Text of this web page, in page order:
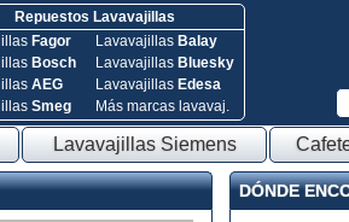
Repuestos Lavavajillas
Fagor
Bosch
AEG
Smeg
Lavavajillas Balay
Lavavajillas Bluesky
Lavavajillas Edesa
Más marcas lavavaj.
Lavavajillas Siemens
DÓNDE